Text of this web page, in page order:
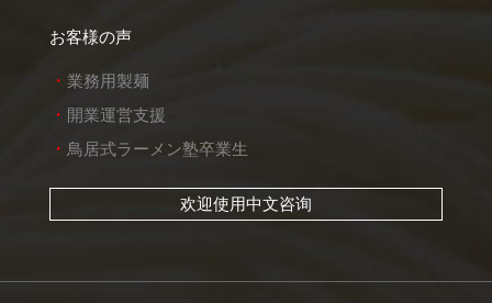
お客様の声
業務用製麺
開業運営支援
鳥居式ラーメン塾卒業生
欢迎使用中文咨询